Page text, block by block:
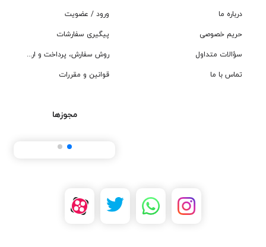
درباره ما
حریم خصوصی
سؤالات متداول
تماس با ما
ورود / عضویت
پیگیری سفارشات
روش سفارش، پرداخت و ارسال
قوانین و مقررات
مجوزها